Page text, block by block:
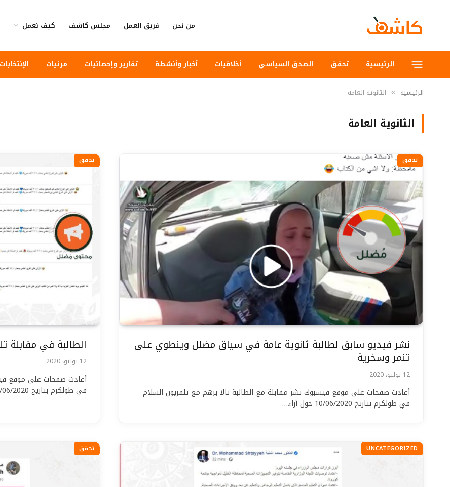
من نحن فريق العمل مجلس كاشف كيف نعمل
الرئيسية تحقق الصدق السياسي أخلاقيات أخبار وأنشطة تقارير وإحصائيات مرئيات الإنتخابات
الرئيسية » الثانوية العامة
الثانوية العامة
تحقق
نشر فيديو سابق لطالبة ثانوية عامة في سياق مضلل وينطوي على
تنمر وسخرية
12 يوليو، 2020
أعادت صفحات على موقع فيسبوك نشر مقابلة مع الطالبة تالا برهم مع تلفزيون السلام
في طولكرم بتاريخ 10/06/2020 حول آراء…
تحقق
الطالبة في مقابلة
12 يوليو، 2020
أعادت صفحات على موقع
في طولكرم بتاريخ 10/06/2020 حول آراء…
UNCATEGORIZED تحقق